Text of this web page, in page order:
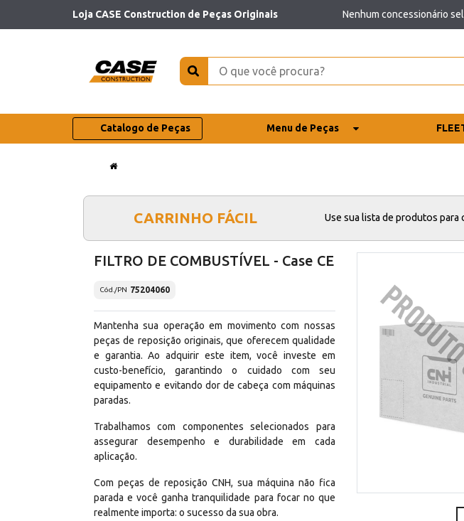
Loja CASE Construction de Peças Originais Nenhum concessionário
Catalogo de Peças Menu de Peças
CARRINHO FÁCIL Use sua lista de produtos para
FILTRO DE COMBUSTÍVEL - Case CE
Cód./PN 75204060
Mantenha sua operação em movimento com nossas
peças de reposição originais, que oferecem qualidade
e garantia. Ao adquirir este item, você investe em
custo-benefício, garantindo o cuidado com seu
equipamento e evitando dor de cabeça com máquinas
paradas.
Trabalhamos com componentes selecionados para
assegurar desempenho e durabilidade em cada
aplicação.
Com peças de reposição CNH, sua máquina não fica
parada e você ganha tranquilidade para focar no que
realmente importa: o sucesso da sua obra.